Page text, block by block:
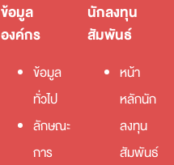
ข้อมูล
องค์กร
ข้อมูล
ทั่วไป
ลักษณะ
การ
นักลงทุน
สัมพันธ์
หน้า
หลักนัก
ลงทุน
สัมพันธ์